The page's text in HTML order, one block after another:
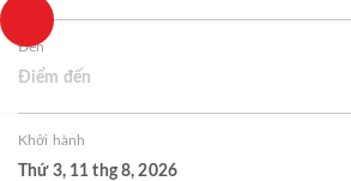
Đến
Điểm đến
Khởi hành
Thứ 3, 11 thg 8, 2026